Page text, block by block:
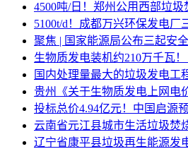
4500吨/日！郑州公用西部垃圾
5100t/d！成都万兴环保发电
聚焦 | 国家能源局公布三起安
生物质发电装机约210万千瓦
国内处理量最大的垃圾发电工
贵州《关于生物质发电上网电
投标总价4.94亿元！中国启源
云南省元江县城市生活垃圾焚
辽宁省康平县垃圾再生能源发